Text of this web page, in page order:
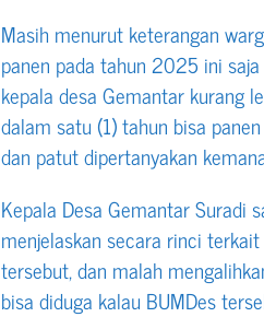
Masih menurut keterangan
panen pada tahun 2025 ini
kepala desa Gemantar kurang
dalam satu (1) tahun bisa
dan patut dipertanyakan
Kepala Desa Gemantar Suradi
menjelaskan secara rinci
tersebut, dan malah
bisa diduga kalau BUMDes